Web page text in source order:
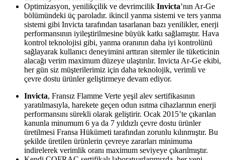
Optimizasyon, yenilikçilik ve devrimcilik Invicta’nın Ar-Ge
bölümündeki üç paroladır. ikincil yanma sistemi ve ters yanma
sistemi gibi Invicta tarafından tasarlanan bazı yenilikler, enerji
performansının iyileştirilmesine büyük katkı sağlamıştır. Hava
kontrol teknolojisi gibi, yanma oranının daha iyi kontrolünü
sağlayarak kullanıcı deneyimini arttıran sitemler ile tüketicinin
alacağı verim maximum düzeye ulaştırılır. Invicta Ar-Ge ekibi,
her gün siz müşterilerimiz için daha teknolojik, verimli ve
çevre dostu ürünler geliştirmeye devam ediyor.
Invicta, Fransız Flamme Verte yeşil alev sertifikasının
yaratılmasıyla, harekete geçen odun ısıtma cihazlarının enerji
performansını sürekli olarak geliştirir. Ocak 2015’te çıkarılan
kanunla minumum 6 ya da 7 yıldızlı çevre dostu ürünler
üretilmesi Fransa Hükümeti tarafından zorunlu kılınmıştır. Bu
şekilde üretilen ürünlerin çevreye zararları minimuma
indirelerek verimlik oranı maximum seviyeye çıkarılmıştır.